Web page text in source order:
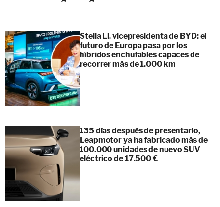
Stella Li, vicepresidenta de BYD: el
futuro de Europa pasa por los
híbridos enchufables capaces de
recorrer más de 1.000 km
135 días después de presentarlo,
Leapmotor ya ha fabricado más de
100.000 unidades de nuevo SUV
eléctrico de 17.500 €